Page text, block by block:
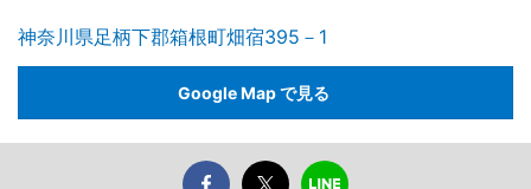
神奈川県足柄下郡箱根町畑宿395－1
Google Map で見る